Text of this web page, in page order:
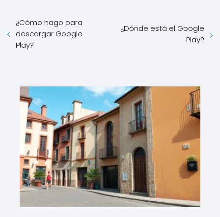
¿Cómo hago para
descargar Google
Play?
¿Dónde está el Google
Play?